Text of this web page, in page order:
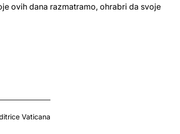
ovih dana razmatramo, ohrabri da svoje
Vaticana